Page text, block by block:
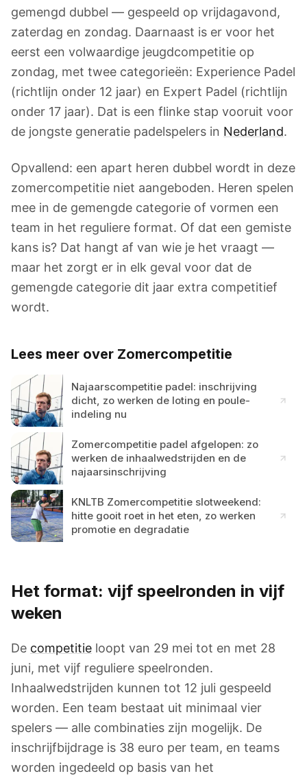
gemengd dubbel — gespeeld op vrijdagavond,
zaterdag en zondag. Daarnaast is er voor het
eerst een volwaardige jeugdcompetitie op
zondag, met twee categorieën: Experience Padel
(richtlijn onder 12 jaar) en Expert Padel (richtlijn
onder 17 jaar). Dat is een flinke stap vooruit voor
de jongste generatie padelspelers in Nederland.
Opvallend: een apart heren dubbel wordt in deze
zomercompetitie niet aangeboden. Heren spelen
mee in de gemengde categorie of vormen een
team in het reguliere format. Of dat een gemiste
kans is? Dat hangt af van wie je het vraagt —
maar het zorgt er in elk geval voor dat de
gemengde categorie dit jaar extra competitief
wordt.
Lees meer over Zomercompetitie
Najaarscompetitie padel: inschrijving
dicht, zo werken de loting en poule-
indeling nu
Zomercompetitie padel afgelopen: zo
werken de inhaalwedstrijden en de
najaarsinschrijving
KNLTB Zomercompetitie slotweekend:
hitte gooit roet in het eten, zo werken
promotie en degradatie
Het format: vijf speelronden in vijf
weken
De competitie loopt van 29 mei tot en met 28
juni, met vijf reguliere speelronden.
Inhaalwedstrijden kunnen tot 12 juli gespeeld
worden. Een team bestaat uit minimaal vier
spelers — alle combinaties zijn mogelijk. De
inschrijfbijdrage is 38 euro per team, en teams
worden ingedeeld op basis van het